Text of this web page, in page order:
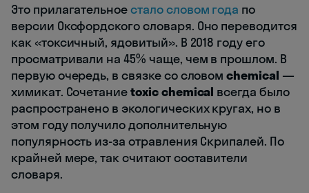
Это прилагательноестало словом года по
версии Оксфордского словаря. Оно переводится
как «токсичный, ядовитый». В 2018 году его
просматривали на 45% чаще, чем в прошлом. В
первую очередь, в связке со словомchemical —
химикат. Сочетаниеtoxic chemical всегда было
распространено в экологических кругах, но в
этом году получило дополнительную
популярность из-за отравления Скрипалей. По
крайней мере, так считают составители
словаря.